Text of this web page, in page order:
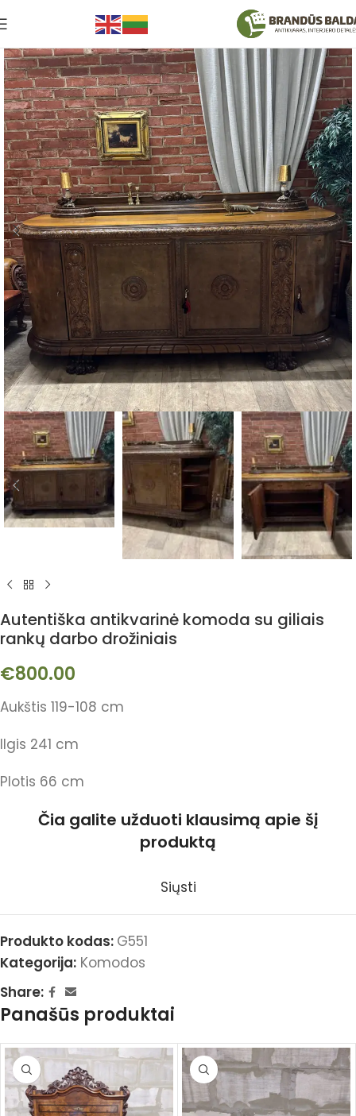
Autentiška antikvarinė komoda su giliais
rankų darbo drožiniais
€800.00
Aukštis 119-108 cm
Ilgis 241 cm
Plotis 66 cm
Čia galite užduoti klausimą apie šį
produktą
Siųsti
Produkto kodas: G551
Kategorija: Komodos
Share:
Panašūs produktai